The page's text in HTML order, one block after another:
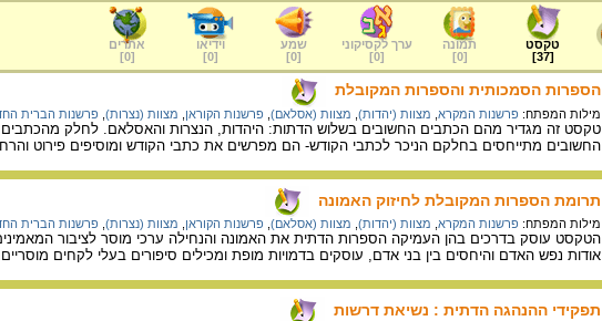
טקסט
[
37
]
תמונה
[
0
]
ערך לקסיקוני
[
0
]
שמע
[
0
]
וידיאו
[
0
]
אתרים
[
0
]
הספרות הסמכותית והספרות המקובלת
מילות המפתח: פרשנות המקרא מצוות (יהדות) מצוות (אסלאם) פרשנות הקוראן מצוות (נצרות) פרשנות הברית
טקסט זה מגדיר מהם הכתבים החשובים בשלוש הדתות: היהדות, הנצרות והאסלאם. לחלק
החשובים מתייחסים בחלקם הניכר לכתבי הקודש- הם מפרשים את כתבי הקודש ומוסיפים פירוט
תרומת הספרות המקובלת לחיזוק האמונה
מילות המפתח: פרשנות המקרא מצוות (יהדות) מצוות (אסלאם) פרשנות הקוראן מצוות (נצרות) פרשנות הברית
הטקסט עוסק בדרכים בהן העמיקה הספרות הדתית את האמונה והנחילה ערכי מוסר לציבור
אודות נפש האדם והיחסים בין בני אדם, עוסקים בדמויות מופת ומכילים סיפורים בעלי לקחים
תפקידי ההנהגה הדתית : נשיאת דרשות